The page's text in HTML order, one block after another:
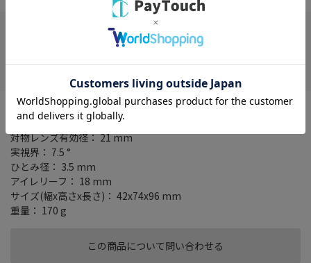
この商品について問い合わせる
在庫がありません
倍率： 6倍
測定範囲： 7.5-1090m/8-1200yd.
対物レンズ有効径： 21 mm
実視界： 7.5 °
ひとみ径： 3.5 mm
アイレリーフ： 18 mm
サイズ(幅x高さx長さ)： 42x74x96 mm
重量： 170 g